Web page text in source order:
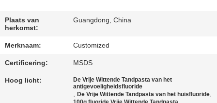
CONTACTEER
VERZOEK
OM
Plaats van
herkomst:
Guangdong, China
Merknaam: Customized
Certificering: MSDS
Hoog licht:
De Vrije Wittende Tandpasta van het
antigevoeligheidsfluoride
,De Vrije Wittende Tandpasta van het huisfluoride,